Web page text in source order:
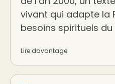
vivant qui adapte la
besoins spirituels
Lire davantage